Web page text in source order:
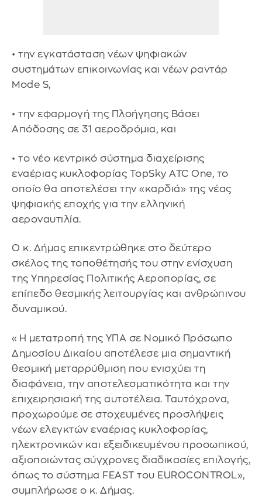
• την εγκατάσταση νέων ψηφιακών
συστημάτων επικοινωνίας και νέων ραντάρ
Mode S,
• την εφαρμογή της Πλοήγησης Βάσει
Απόδοσης σε 31 αεροδρόμια, και
• το νέο κεντρικό σύστημα διαχείρισης
εναέριας κυκλοφορίας TopSky ATC One, το
οποίο θα αποτελέσει την «καρδιά» της νέας
ψηφιακής εποχής για την ελληνική
αεροναυτιλία.
Ο κ. Δήμας επικεντρώθηκε στο δεύτερο
σκέλος της τοποθέτησής του στην ενίσχυση
της Υπηρεσίας Πολιτικής Αεροπορίας, σε
επίπεδο θεσμικής λειτουργίας και ανθρώπινου
δυναμικού.
«Η μετατροπή της ΥΠΑ σε Νομικό Πρόσωπο
Δημοσίου Δικαίου αποτέλεσε μια σημαντική
θεσμική μεταρρύθμιση που ενισχύει τη
διαφάνεια, την αποτελεσματικότητα και την
επιχειρησιακή της αυτοτέλεια. Ταυτόχρονα,
προχωρούμε σε στοχευμένες προσλήψεις
νέων ελεγκτών εναέριας κυκλοφορίας,
ηλεκτρονικών και εξειδικευμένου προσωπικού,
αξιοποιώντας σύγχρονες διαδικασίες επιλογής,
όπως το σύστημα FEAST του EUROCONTROL»,
συμπλήρωσε ο κ. Δήμας.